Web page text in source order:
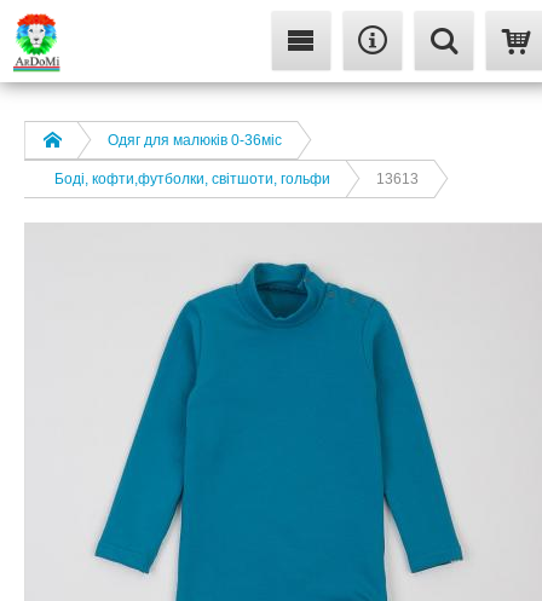
Одяг для малюків 0-36міс
Боді, кофти,футболки, світшоти, гольфи 13613